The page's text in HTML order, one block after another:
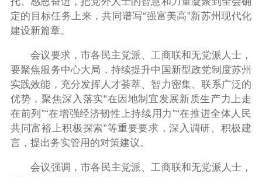
定的目标任务上来，共同谱写“强富美高”新苏州现代化
建设新篇章。
会议要求 ，市各民主党派、工商联和无党派人士，
要聚焦服务中心大局，持续提升中国新型政党制度苏州
实践效能，充分发挥人才荟萃、智力密集、联系广泛的
优势，聚焦深入落实“在因地制宜发展新质生产力上走
在前列”“在增强经济韧性上持续用力”“在推进全体人民
共同富裕上积极探索”等重要要求，深入调研、积极建
言，提出务实管用的对策建议。
会议强调 ，市各民主党派、工商联和无党派人士，